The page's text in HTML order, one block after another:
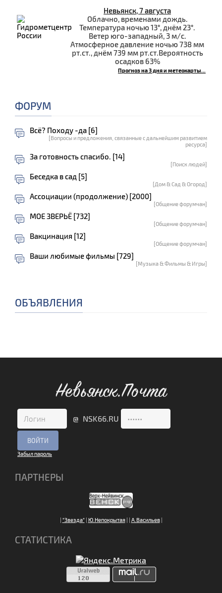
Невьянск, 7 августа
Облачно, временами дождь.
Температура ночью 13°, днём 23°.
Ветер юго-западный, 3 м/с.
Атмосферное давление ночью 738 мм
рт.ст., днём 739 мм рт.ст.Вероятность
осадков 63%
Прогноз на 3 дня и метеокарты...
ФОРУМ
Всё? Походу -да [6]
[Вопросы и предложения, связанные с дальнейшим развитием
ресурса]
За готовность спасибо. [14]
[Поиск людей]
Беседка в сад [5]
[Дом & Сад & Огород]
Ассоциации (продолжение) [2000]
[Общение форумчан]
МОЕ ЗВЕРЬЁ [732]
[Общение форумчан]
Вакцинация [12]
[Общение форумчан]
Ваши любимые фильмы [729]
[Музыка & Фильмы & Игры]
ОБЪЯВЛЕНИЯ
Невьянск.Почта
@ NSK66.RU
Забыл пароль
ПАРТНЕРЫ
| "Звезда"| Ю.Непокрытая| | А.Васильев|
СТАТИСТИКА